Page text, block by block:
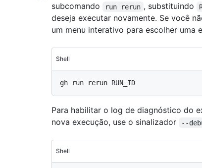
subcomando
run rerun , substituindo
deseja executar novamente. Se você
um menu interativo para escolher uma
Shell
Para habilitar o log de diagnóstico do
nova execução, use o sinalizador
--
Shell